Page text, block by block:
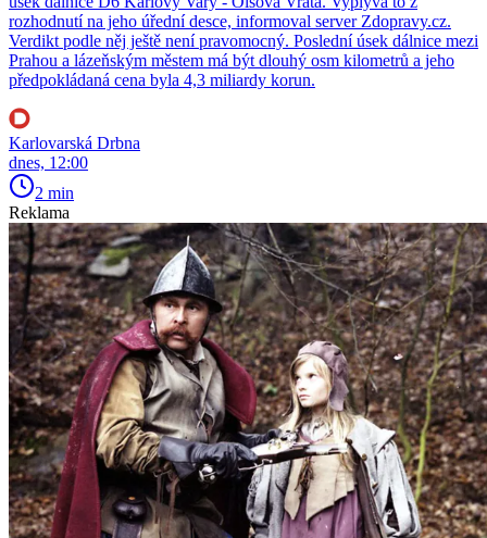
rozhodnutí na jeho úřední desce, informoval server Zdopravy.cz.
Verdikt podle něj ještě není pravomocný. Poslední úsek dálnice mezi
Prahou a lázeňským městem má být dlouhý osm kilometrů a jeho
předpokládaná cena byla 4,3 miliardy korun.
Karlovarská Drbna
dnes, 12:00
2 min
Reklama